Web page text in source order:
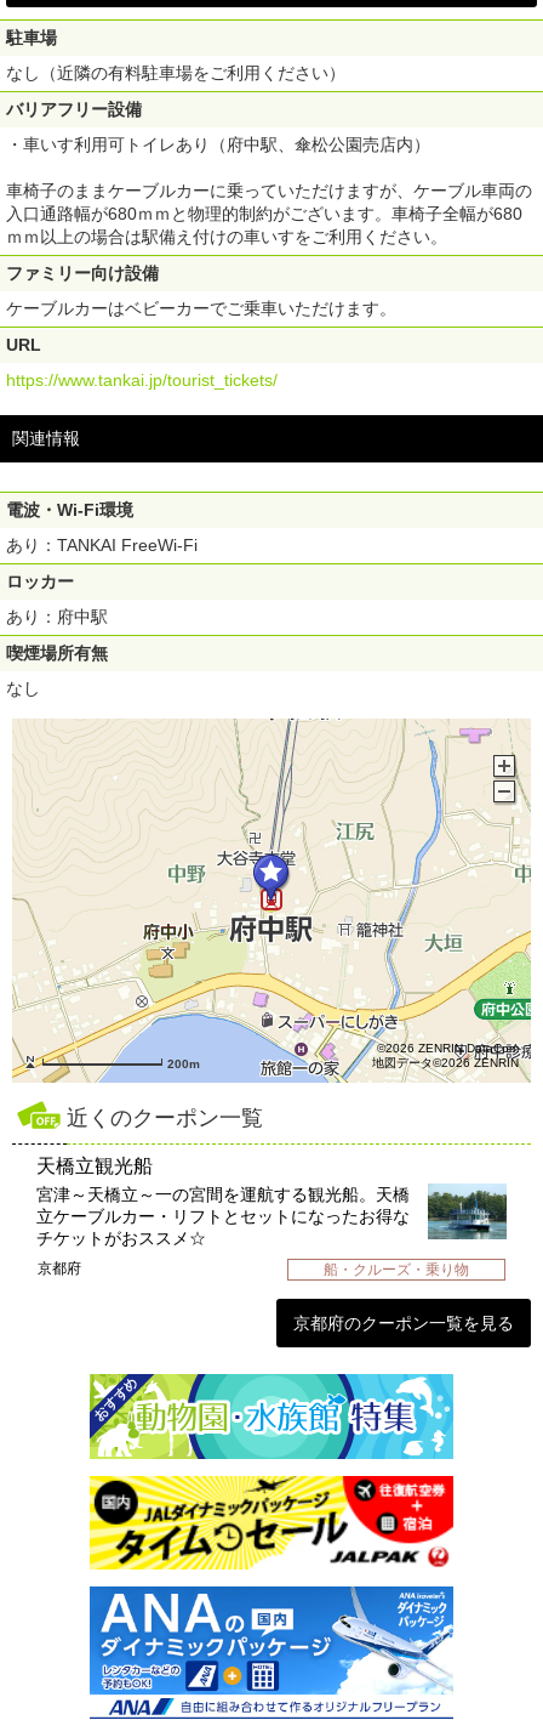
駐車場
なし（近隣の有料駐車場をご利用ください）
バリアフリー設備
・車いす利用可トイレあり（府中駅、傘松公園売店内）
車椅子のままケーブルカーに乗っていただけますが、ケーブル車両の
入口通路幅が680ｍｍと物理的制約がございます。車椅子全幅が680
ｍｍ以上の場合は駅備え付けの車いすをご利用ください。
ファミリー向け設備
ケーブルカーはベビーカーでご乗車いただけます。
URL
https://www.tankai.jp/tourist_tickets/
関連情報
電波・Wi-Fi環境
あり：TANKAI FreeWi-Fi
ロッカー
あり：府中駅
喫煙場所有無
なし
200m
©2026 ZENRIN DataCom
地図データ©2026 ZENRIN
近くのクーポン一覧
天橋立観光船
宮津～天橋立～一の宮間を運航する観光船。天橋
立ケーブルカー・リフトとセットになったお得な
チケットがおススメ☆
京都府 船・クルーズ・乗り物
京都府のクーポン一覧を見る